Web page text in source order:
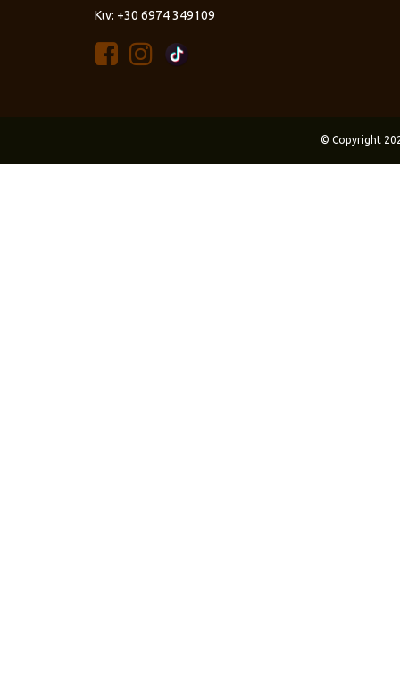
Κιν: +30 6974 349109
© Copyright